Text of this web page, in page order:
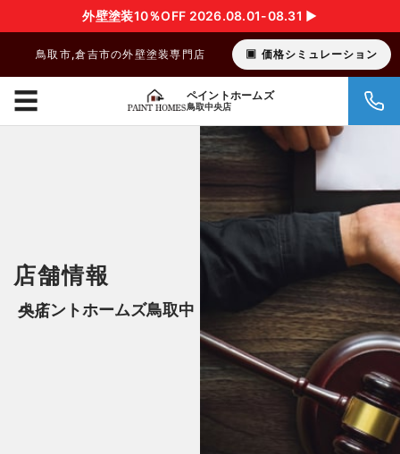
外壁塗装10％OFF 2026.08.01-08.31 ▶︎
鳥取市,倉吉市の外壁塗装専門店 価格シミュレーション
ペイントホームズ
鳥取中央店
☰
店舗情報
ペイントホームズ鳥取中央店